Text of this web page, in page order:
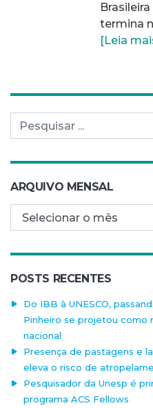
termina
[Leia
Pesquisar por:
ARQUIVO MENSAL
Arquivo mensal
POSTS RECENTES
Do IBB à UNESCO,
Pinheiro se projetou como
nacional
Presença de pastagens e
eleva o risco de
Pesquisador da Unesp é
programa ACS Fellows